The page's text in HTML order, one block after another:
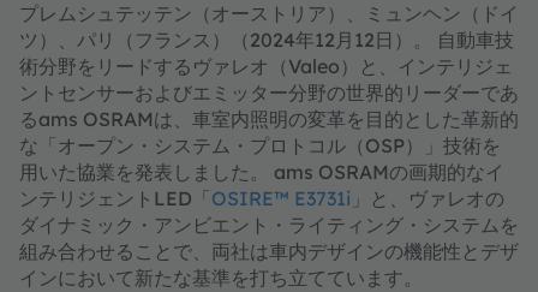
プレムシュテッテン（オーストリア）、ミュンヘン（ドイ
ツ）、パリ（フランス）（2024年12月12日）。 自動車技
術分野をリードするヴァレオ（Valeo）と、インテリジェ
ントセンサーおよびエミッター分野の世界的リーダーであ
るams OSRAMは、車室内照明の変革を目的とした革新的
な「オープン・システム・プロトコル（OSP）」技術を
用いた協業を発表しました。 ams OSRAMの画期的なイ
ンテリジェントLED「OSIRE™ E3731i 」と、ヴァレオの
ダイナミック・アンビエント・ライティング・システムを
組み合わせることで、両社は車内デザインの機能性とデザ
インにおいて新たな基準を打ち立てています。